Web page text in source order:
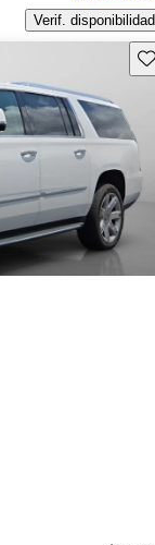
Verif. disponibilidad